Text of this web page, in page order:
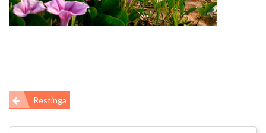
Navegação
de
Restinga